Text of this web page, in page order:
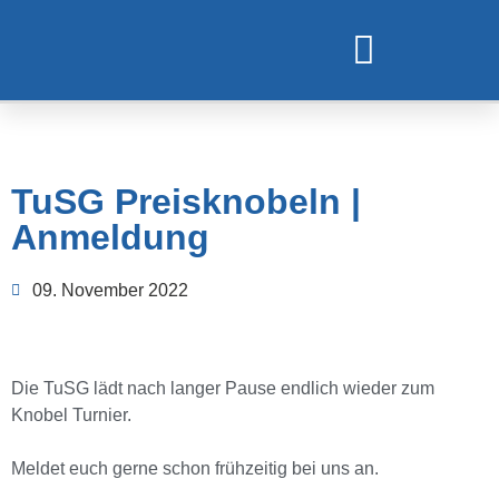
TuSG Preisknobeln |
Anmeldung
09. November 2022
Die TuSG lädt nach langer Pause endlich wieder zum
Knobel Turnier.
Meldet euch gerne schon frühzeitig bei uns an.